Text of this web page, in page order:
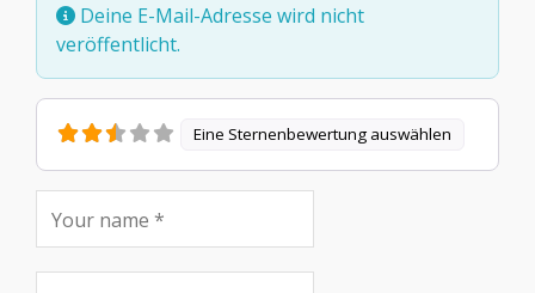
Deine E-Mail-Adresse wird nicht
veröffentlicht.
Eine Sternenbewertung auswählen